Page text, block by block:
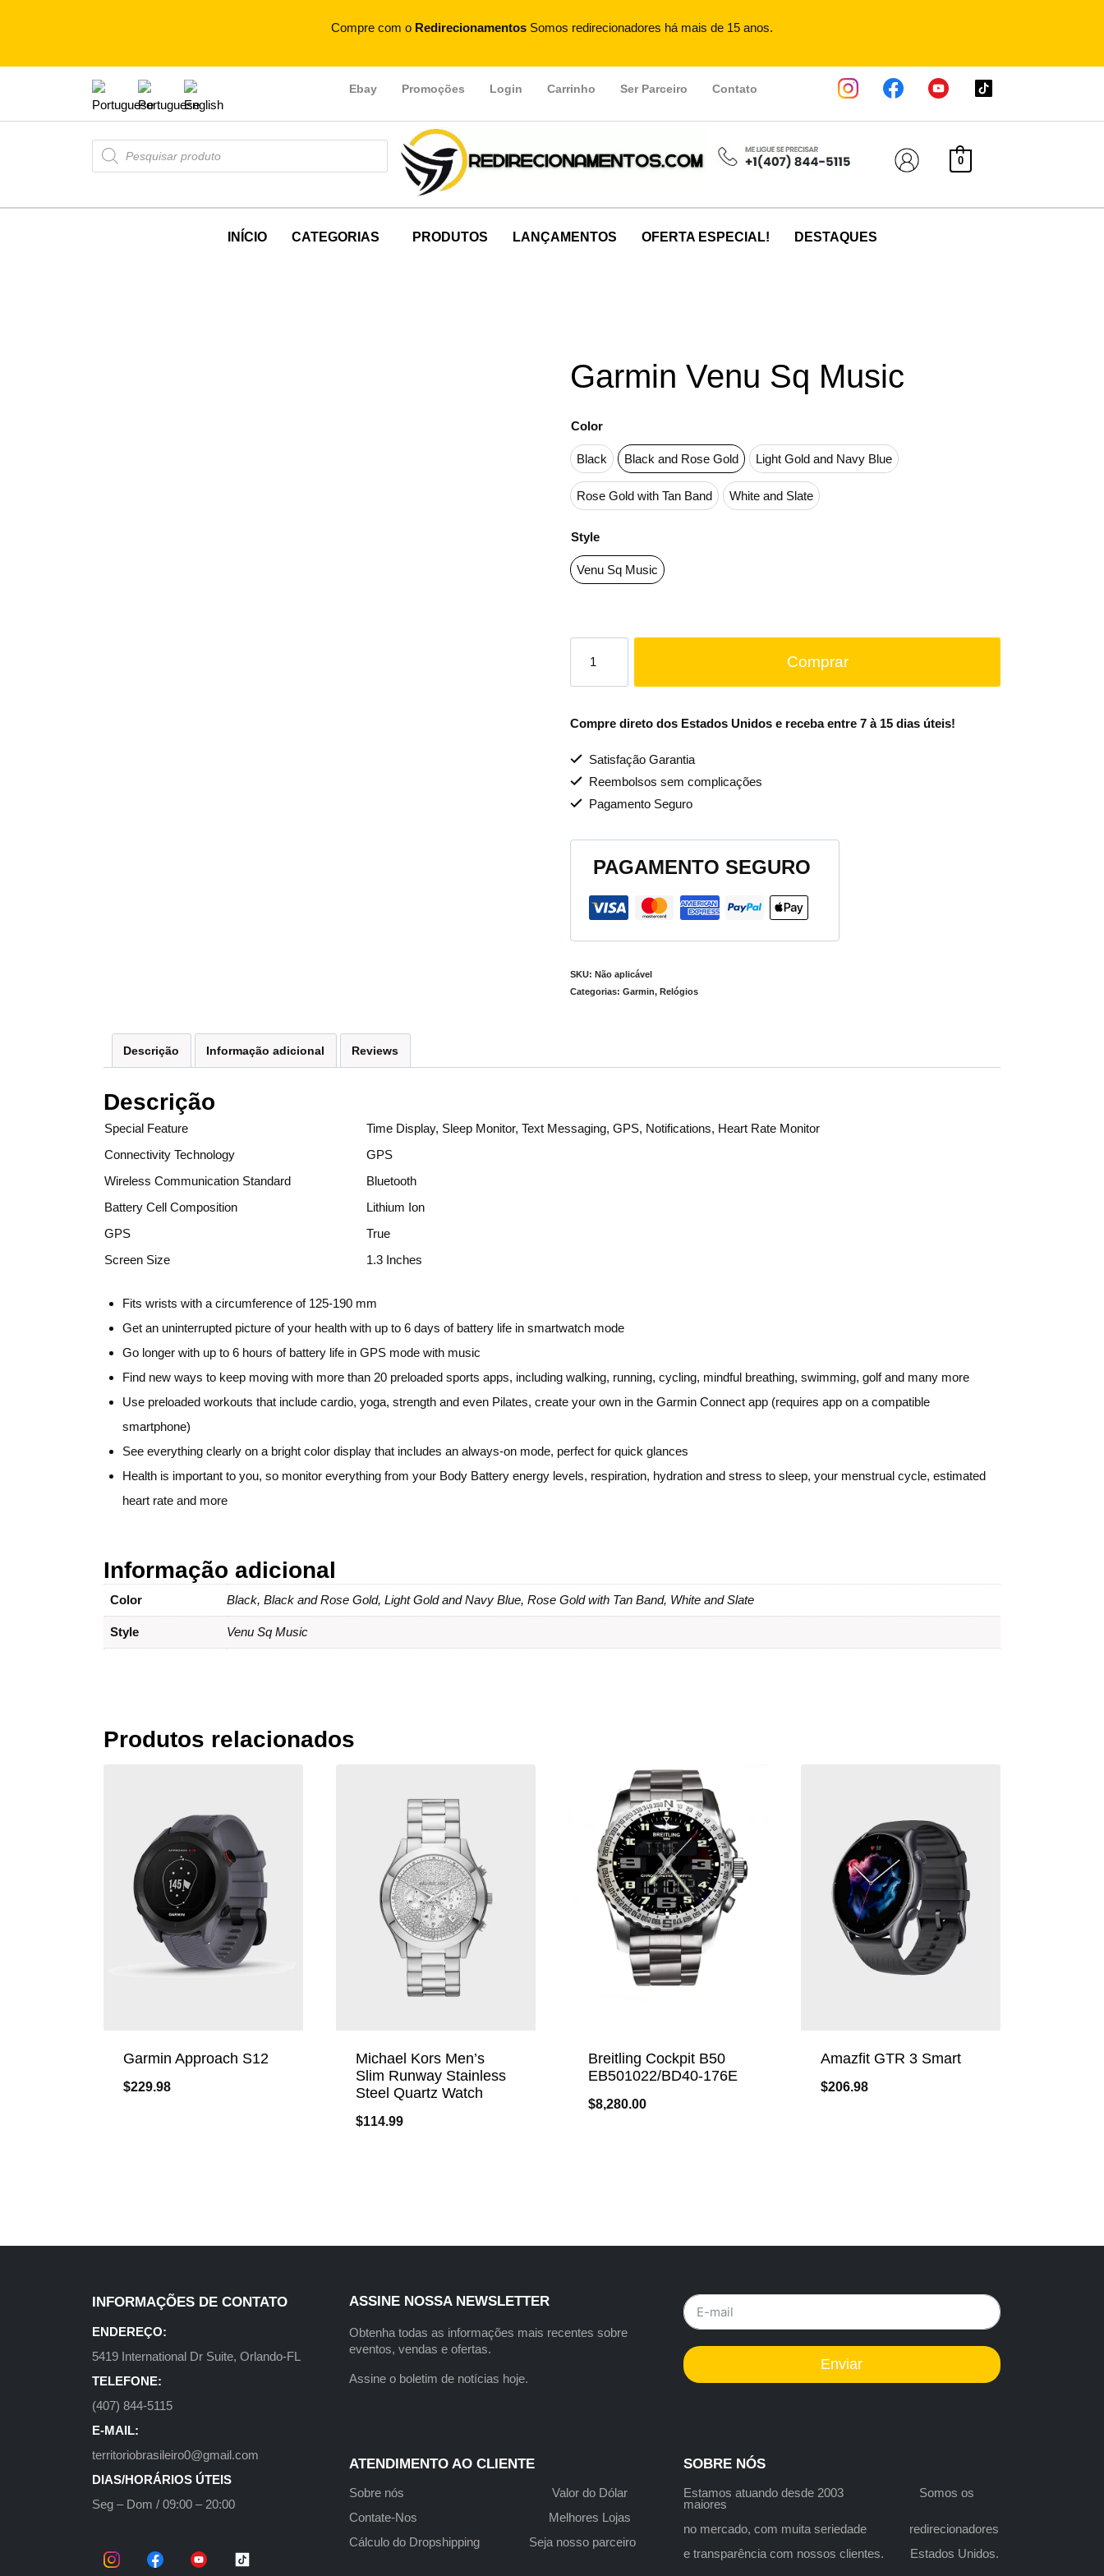
Compre com o Redirecionamentos Somos redirecionadores há mais de 15 anos.
Ebay Promoções Login Carrinho Ser Parceiro Contato
0
INÍCIO CATEGORIAS PRODUTOS LANÇAMENTOS OFERTA ESPECIAL! DESTAQUES
Garmin Venu Sq Music
Color
Black Black and Rose Gold Light Gold and Navy Blue
Rose Gold with Tan Band White and Slate
Style
Venu Sq Music
Comprar
Compre direto dos Estados Unidos e receba entre 7 à 15 dias úteis!
Satisfação Garantia
Reembolsos sem complicações
Pagamento Seguro
PAGAMENTO SEGURO
SKU: Não aplicável
Categorias: Garmin, Relógios
Descrição Informação adicional Reviews
Descrição
Special Feature
Time Display, Sleep Monitor, Text Messaging, GPS, Notifications, Heart Rate Monitor
Connectivity Technology
GPS
Wireless Communication Standard
Bluetooth
Battery Cell Composition
Lithium Ion
GPS
True
Screen Size
1.3 Inches
Fits wrists with a circumference of 125-190 mm
Get an uninterrupted picture of your health with up to 6 days of battery life in smartwatch mode
Go longer with up to 6 hours of battery life in GPS mode with music
Find new ways to keep moving with more than 20 preloaded sports apps, including walking, running, cycling, mindful breathing, swimming, golf and many more
Use preloaded workouts that include cardio, yoga, strength and even Pilates, create your own in the Garmin Connect app (requires app on a compatible
smartphone)
See everything clearly on a bright color display that includes an always-on mode, perfect for quick glances
Health is important to you, so monitor everything from your Body Battery energy levels, respiration, hydration and stress to sleep, your menstrual cycle, estimated
heart rate and more
Informação adicional
Color Black, Black and Rose Gold, Light Gold and Navy Blue, Rose Gold with Tan Band, White and Slate
Style Venu Sq Music
Produtos relacionados
Garmin Approach S12
$229.98
Michael Kors Men’s
Slim Runway Stainless
Steel Quartz Watch
$114.99
Breitling Cockpit B50
EB501022/BD40-176E
$8,280.00
Amazfit GTR 3 Smart
$206.98
INFORMAÇÕES DE CONTATO
ENDEREÇO:
5419 International Dr Suite, Orlando-FL
TELEFONE:
(407) 844-5115
E-MAIL:
territoriobrasileiro0@gmail.com
DIAS/HORÁRIOS ÚTEIS
Seg – Dom / 09:00 – 20:00
ASSINE NOSSA NEWSLETTER
Obtenha todas as informações mais recentes sobre
eventos, vendas e ofertas.
Assine o boletim de notícias hoje.
Enviar
ATENDIMENTO AO CLIENTE
Sobre nós
Valor do Dólar
Contate-Nos
Melhores Lojas
Cálculo do Dropshipping
Seja nosso parceiro
SOBRE NÓS
Estamos atuando desde 2003 Somos os
maiores
no mercado, com muita seriedade redirecionadores
e transparência com nossos clientes. Estados Unidos.